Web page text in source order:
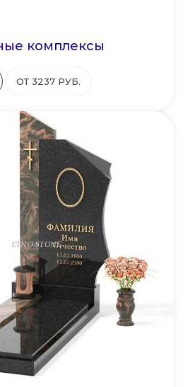
комплексы
ОТ 3237 РУБ.